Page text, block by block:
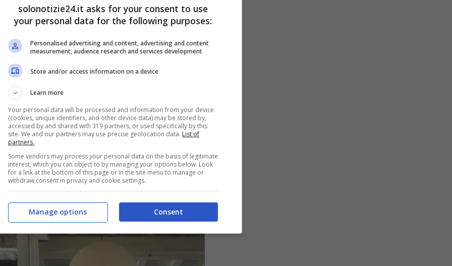
, che lascia però scopertala parte del suo
lascia intravederele sue forme più sinuose,
: la Parietti dà infatti spesso prova di quanto
di questi lunghi anni di carriera. La showgirl
, e ha mostrato ai fan quanto si stia
solonotizie24.it asks for your consent to use
your personal data for the following purposes:
Personalised advertising and content, advertising and content
measurement, audience research and services development
Store and/or access information on a device
Learn more
Your personal data will be processed and information from your device
(cookies, unique identifiers, and other device data) may be stored by,
accessed by and shared with 319 partners, or used specifically by this
site. We and our partners may use precise geolocation data. List of
partners.
Some vendors may process your personal data on the basis of legitimate
interest, which you can object to by managing your options below. Look
for a link at the bottom of this page or in the site menu to manage or
withdraw consent in privacy and cookie settings.
Consent
Manage options